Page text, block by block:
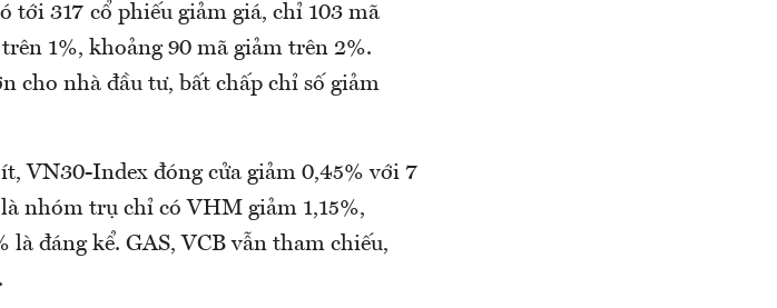
tới 317 cổ phiếu giảm giá, chỉ 103 mã
1%, khoảng 90 mã giảm trên 2%.
cho nhà đầu tư, bất chấp chỉ số giảm
VN30-Index đóng cửa giảm 0,45% với 7
nhóm trụ chỉ có VHM giảm 1,15%,
đáng kể. GAS, VCB vẫn tham chiếu,